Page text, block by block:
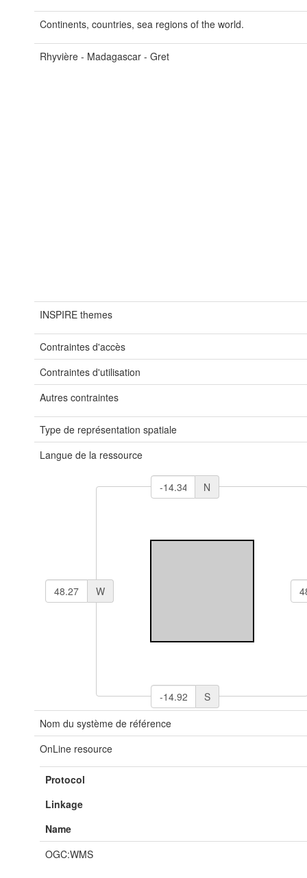
Continents, countries, sea regions of the world.
Rhyvière - Madagascar - Gret
INSPIRE themes
Contraintes d'accès
Contraintes d'utilisation
Autres contraintes
Type de représentation spatiale
Langue de la ressource
N
S
W
Nom du système de référence
OnLine resource
Protocol
Linkage
Name
OGC:WMS